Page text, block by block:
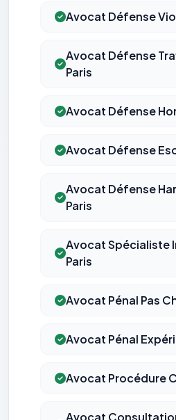
Avocat Défense
Avocat Défense
Paris
Avocat Défense
Avocat Défense
Avocat Défense
Paris
Avocat Spécialiste
Paris
Avocat Pénal Pas
Avocat Pénal
Avocat Procédure